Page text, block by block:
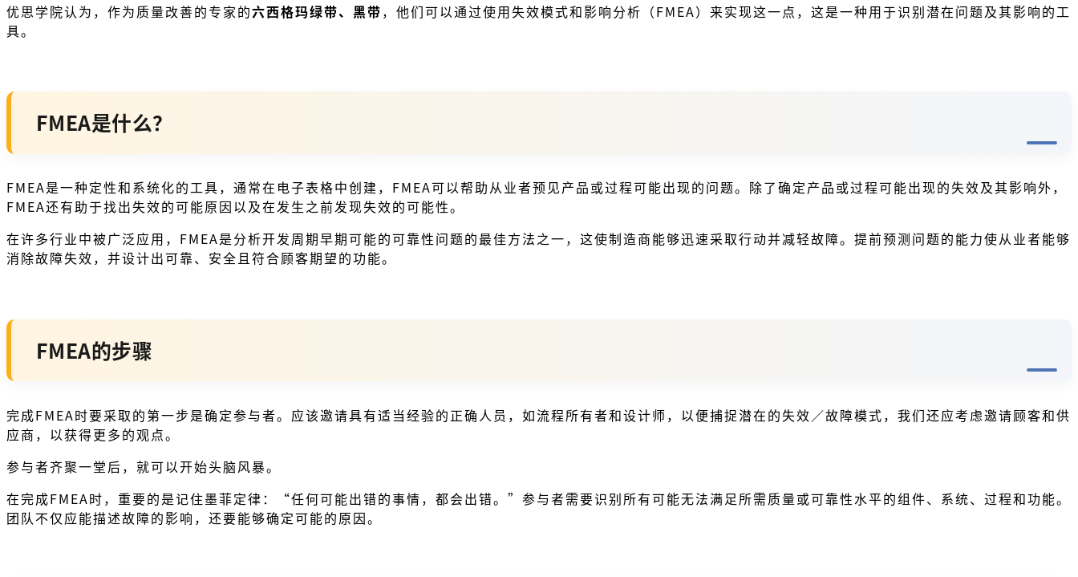
优思学院认为，作为质量改善的专家的六西格玛绿带、黑带，他们可以通过使用失效模式和影响分析（FMEA）来实现这一点，这是一种用于识别潜在问题及其影响的工
具。
FMEA是什么？
FMEA是一种定性和系统化的工具，通常在电子表格中创建，FMEA可以帮助从业者预见产品或过程可能出现的问题。除了确定产品或过程可能出现的失效及其影响外，
FMEA还有助于找出失效的可能原因以及在发生之前发现失效的可能性。
在许多行业中被广泛应用，FMEA是分析开发周期早期可能的可靠性问题的最佳方法之一，这使制造商能够迅速采取行动并减轻故障。提前预测问题的能力使从业者能够
消除故障失效，并设计出可靠、安全且符合顾客期望的功能。
FMEA的步骤
完成FMEA时要采取的第一步是确定参与者。应该邀请具有适当经验的正确人员，如流程所有者和设计师，以便捕捉潜在的失效／故障模式，我们还应考虑邀请顾客和供
应商，以获得更多的观点。
参与者齐聚一堂后，就可以开始头脑风暴。
在完成FMEA时，重要的是记住墨菲定律：“任何可能出错的事情，都会出错。”参与者需要识别所有可能无法满足所需质量或可靠性水平的组件、系统、过程和功能。
团队不仅应能描述故障的影响，还要能够确定可能的原因。